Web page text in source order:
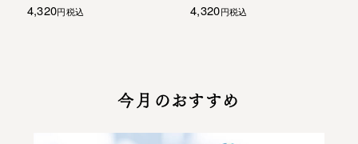
4,320 税込 4,320 税込
今月のおすすめ